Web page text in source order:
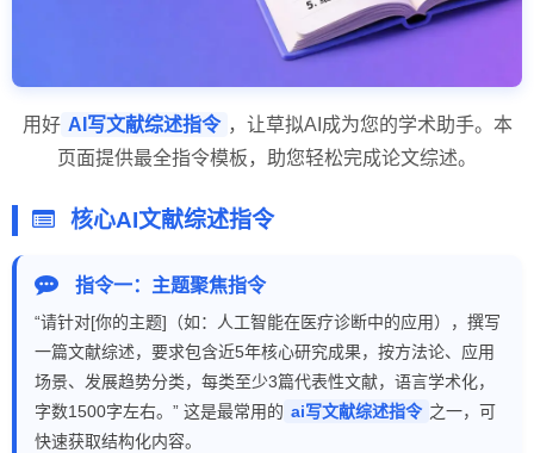
用好 AI写文献综述指令 ，让草拟AI成为您的学术助手。本
页面提供最全指令模板，助您轻松完成论文综述。
核心AI文献综述指令
指令一：主题聚焦指令
“请针对[你的主题]（如：人工智能在医疗诊断中的应用），撰写
一篇文献综述，要求包含近5年核心研究成果，按方法论、应用
场景、发展趋势分类，每类至少3篇代表性文献，语言学术化，
字数1500字左右。” 这是最常用的 ai写文献综述指令 之一，可
快速获取结构化内容。